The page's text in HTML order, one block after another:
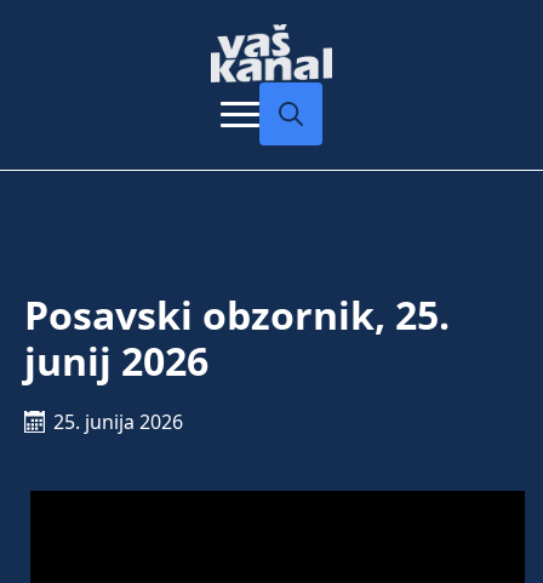
Posavski obzornik, 25.
junij 2026
25. junija 2026